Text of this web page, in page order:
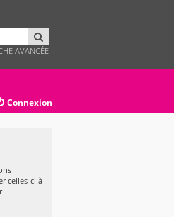
AVANCÉE
Connexion
celles-ci à